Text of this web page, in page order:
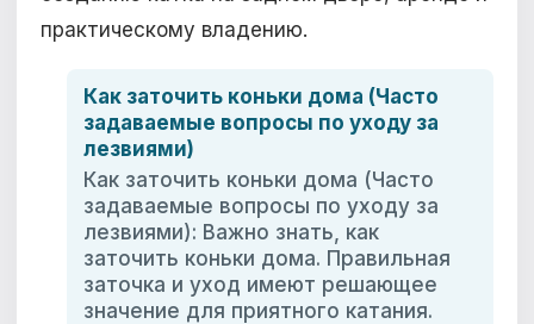
практическому владению.
Как заточить коньки дома (Часто
задаваемые вопросы по уходу за
лезвиями)
Как заточить коньки дома (Часто
задаваемые вопросы по уходу за
лезвиями): Важно знать, как
заточить коньки дома. Правильная
заточка и уход имеют решающее
значение для приятного катания.